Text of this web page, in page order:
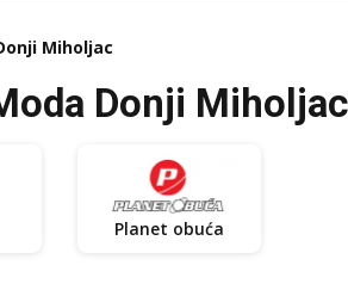
Miholjac
Donji
Planet obuća